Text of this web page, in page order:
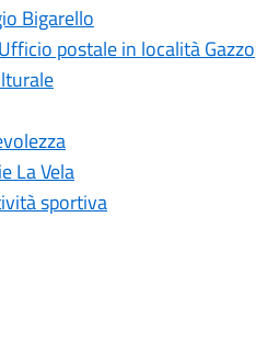
Bigarello
postale in località Gazzo
La Vela
sportiva